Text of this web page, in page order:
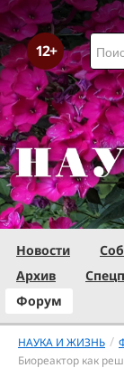
Новости
Архив
Форум
НАУКА И ЖИЗНЬ /
Биореактор как